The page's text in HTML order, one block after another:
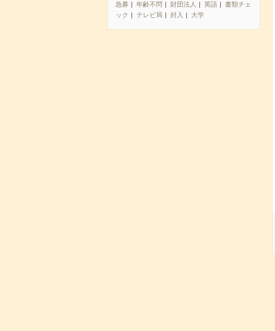
急募 年齢不問 財団法人 英語
書類チェ
ック
テレビ局 封入 大学